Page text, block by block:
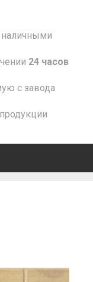
наличными
24 часов
с завода